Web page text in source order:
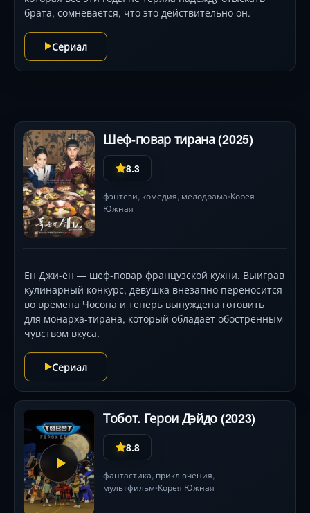
брата, сомневается, что это действительно он.
Сериал
Шеф-повар тирана (2025)
8.3
фэнтези, комедия, мелодрама•Корея
Южная
Ён Джи-ён — шеф-повар французской кухни. Выиграв
кулинарный конкурс, девушка внезапно переносится
во времена Чосона и теперь вынуждена готовить
для монарха-тирана, который обладает обострённым
чувством вкуса.
Сериал
Тобот. Герои Дэйдо (2023)
8.8
фантастика, приключения,
мультфильм•Корея Южная